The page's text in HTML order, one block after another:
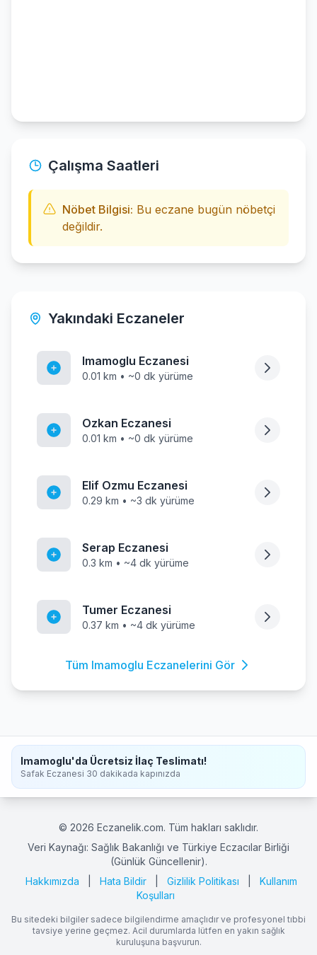
Çalışma Saatleri
Nöbet Bilgisi: Bu eczane bugün nöbetçi
değildir.
Yakındaki Eczaneler
Imamoglu Eczanesi
0.01 km • ~0 dk yürüme
Ozkan Eczanesi
0.01 km • ~0 dk yürüme
Elif Ozmu Eczanesi
0.29 km • ~3 dk yürüme
Serap Eczanesi
0.3 km • ~4 dk yürüme
Tumer Eczanesi
0.37 km • ~4 dk yürüme
Tüm Imamoglu Eczanelerini Gör
Imamoglu'da Ücretsiz İlaç Teslimatı!
Safak Eczanesi 30 dakikada kapınızda
© 2026 Eczanelik.com. Tüm hakları saklıdır.
Veri Kaynağı: Sağlık Bakanlığı ve Türkiye Eczacılar Birliği
(Günlük Güncellenir).
Hakkımızda
Hata Bildir Gizlilik Politikası
Kullanım
Koşulları
Bu sitedeki bilgiler sadece bilgilendirme amaçlıdır ve profesyonel tıbbi
tavsiye yerine geçmez. Acil durumlarda lütfen en yakın sağlık
kuruluşuna başvurun.